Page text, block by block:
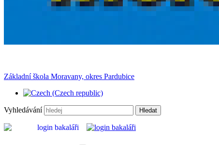
Základní škola Moravany, okres Pardubice
Vyhledávání Hledat